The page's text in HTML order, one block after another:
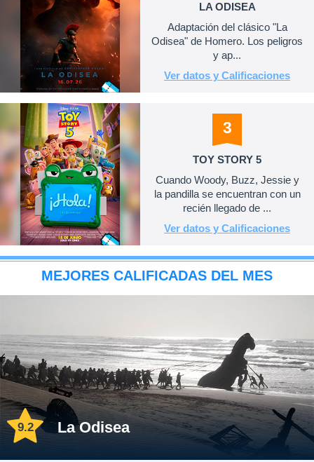
LA ODISEA
Adaptación del clásico "La
Odisea" de Homero. Los peligros
y ap...
Ver datos y Calificaciones
3
TOY STORY 5
Cuando Woody, Buzz, Jessie y
la pandilla se encuentran con un
recién llegado de ...
Ver datos y Calificaciones
MEJORES CALIFICADAS DEL MES
9.2 La Odisea